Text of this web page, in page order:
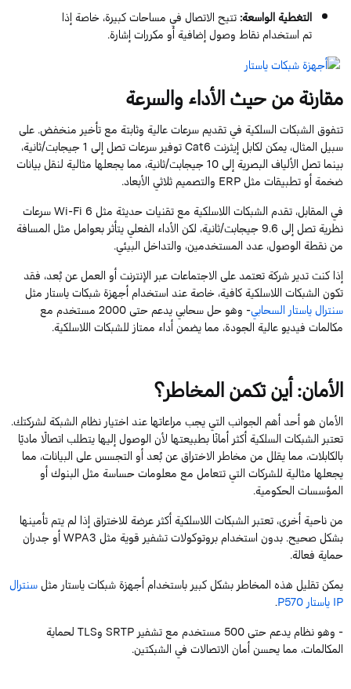
التغطية الواسعة:تتيح الاتصال في مساحات كبيرة، خاصة إذا
تم استخدام نقاط وصول إضافية أو مكررات إشارة.
مقارنة من حيث الأداء والسرعة
تتفوق الشبكات السلكية في تقديم سرعات عالية وثابتة مع تأخير منخفض. على
سبيل المثال، يمكن لكابل إيثرنتCat6توفير سرعات تصل إلى 1جيجابت/ثانية،
بينما تصل الأليافالبصرية إلى10جيجابت/ثانية، مما يجعلها مثالية لنقل بيانات
ضخمة أو تطبيقات مثلERP والتصميم ثلاثي الأبعاد.
في المقابل، تقدم الشبكات اللاسلكية مع تقنيات حديثة مثل
Wi-Fi 6 سرعات
نظرية تصل إلى9.6جيجابت/ثانية، لكن الأداء الفعلي يتأثر بعوامل مثل المسافة
من نقطة الوصول، عدد المستخدمين، والتداخل البيئي.
إذا كنت تدير شركة تعتمد على الاجتماعات عبر الإنترنت أو العمل عن بُعد، فقد
تكون الشبكات اللاسلكية كافية، خاصةعند استخدامأجهزة شبكاتياستارمثل
سنترالياستارالسحابي- وهو حل سحابي يدعم حتى2000مستخدم مع
مكالمات فيديو عالية الجودة، مما يضمن أداء ممتاز للشبكات اللاسلكية.
الأمان: أين تكمن المخاطر؟
الأمان هو أحد أهم الجوانب التي يجب مراعاتها عند اختيار نظام الشبكة لشركتك.
تعتبرالشبكات السلكية أكثر أمانًا بطبيعتها لأن الوصول إليها يتطلب اتصالًا ماديًا
بالكابلات، مما يقلل منمخاطرالاختراق عن بُعد أو التجسس على البيانات، مما
يجعلها مثالية للشركات التي تتعامل مع معلومات حساسة مثل البنوك أو
المؤسسات الحكومية.
من ناحية أخرى،تعتبرالشبكات اللاسلكية أكثر عرضة للاختراق إذا لم يتم تأمينها
بشكل صحيح. بدون استخدام بروتوكولات تشفير قوية مثلWPA3أو جدران
حماية فعالة.
يمكن تقليل هذه المخاطر بشكل كبيرباستخدامأجهزة شبكاتياستارمثلسنترال
IPياستارP570
.
- وهو نظام يدعم حتى500 مستخدم مع تشفيرSRTPوTLSلحماية
المكالمات، مما يحسن أمان الاتصالات في الشبكتين.